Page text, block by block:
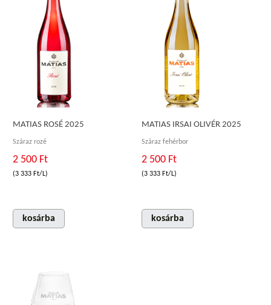
MATIAS ROSÉ 2025
Száraz rozé
2 500 Ft
(3 333 Ft/L)
kosárba
MATIAS IRSAI OLIVÉR 2025
Száraz fehérbor
2 500 Ft
(3 333 Ft/L)
kosárba